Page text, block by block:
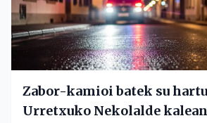
Zabor-kamioi batek su
Urretxuko Nekolalde kalean